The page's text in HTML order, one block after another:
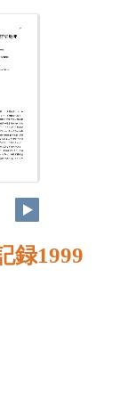
録1999